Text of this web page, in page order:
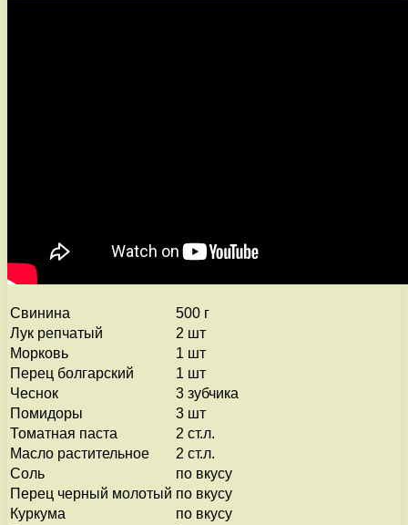
Свинина
500 г
Лук репчатый
2 шт
Морковь
1 шт
Перец болгарский
1 шт
Чеснок
3 зубчика
Помидоры
3 шт
Томатная паста
2 ст.л.
Масло растительное
2 ст.л.
Соль
по вкусу
Перец черный молотый по вкусу
Куркума
по вкусу